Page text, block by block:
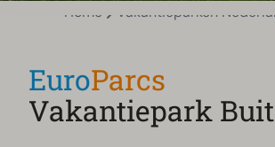
Home Vakantieparken
EuroParcs
Vakantiepark